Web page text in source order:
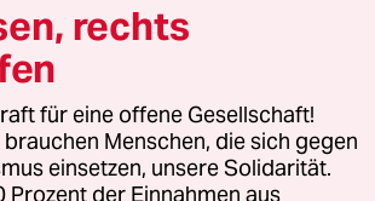
und Vertriebs GmbH
Bei rechtlichen Fragen oder für Genehmigungen
lizenzen@taz.de
rechts
für eine offene Gesellschaft!
Menschen, die sich gegen
einsetzen, unsere Solidarität.
Prozent der Einnahmen aus